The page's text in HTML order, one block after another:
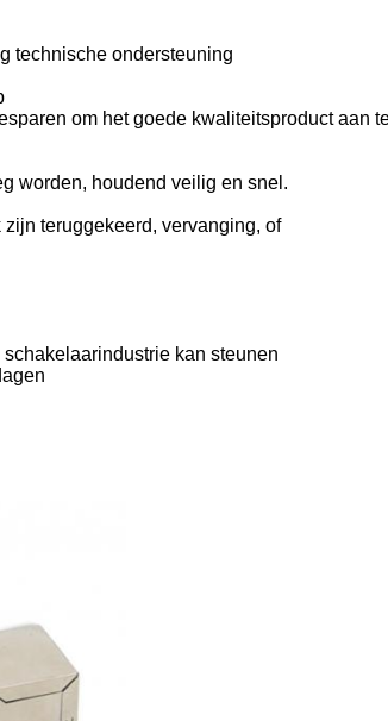
technische ondersteuning
om het goede kwaliteitsproduct aan
worden, houdend veilig en snel.
teruggekeerd, vervanging, of
kan steunen